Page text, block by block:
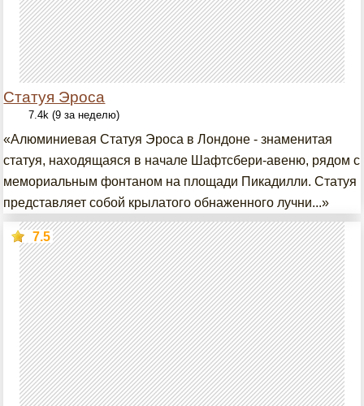
Статуя Эроса
7.4k (9 за неделю)
«Алюминиевая Статуя Эроса в Лондоне - знаменитая
статуя, находящаяся в начале Шафтсбери-авеню, рядом с
мемориальным фонтаном на площади Пикадилли. Статуя
представляет собой крылатого обнаженного лучни...»
7.5